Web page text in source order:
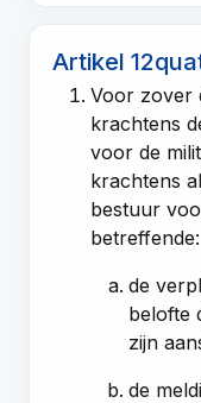
Artikel
Voor zover
krachtens
voor de
krachtens
bestuur
betreffende:
de
belofte
zijn
de